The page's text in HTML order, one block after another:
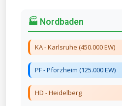
🏭 Nordbaden
KA - Karlsruhe (450.000 EW)
PF - Pforzheim (125.000 EW)
HD - Heidelberg